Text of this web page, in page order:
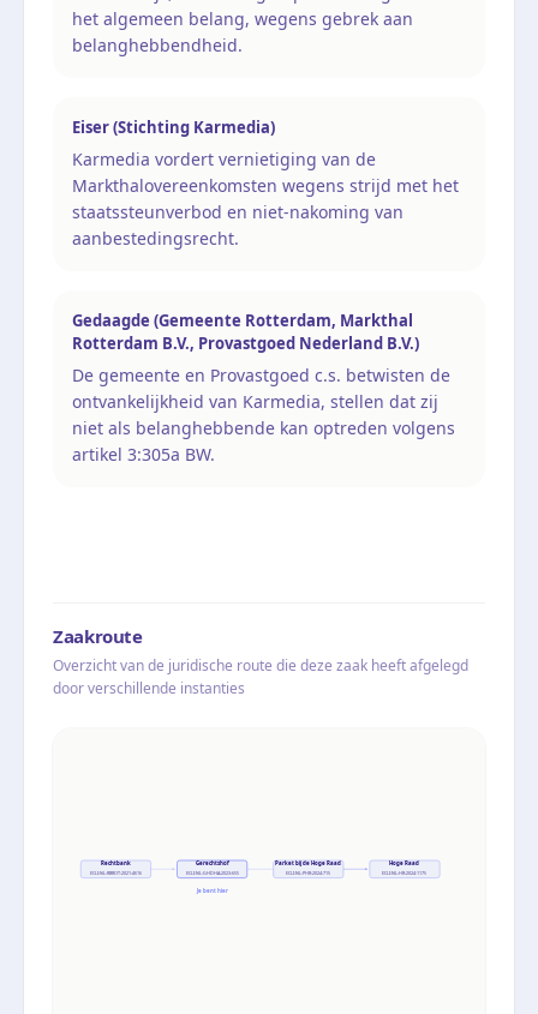
het algemeen belang, wegens gebrek aan
belanghebbendheid.
Eiser (Stichting Karmedia)
Karmedia vordert vernietiging van de
Markthalovereenkomsten wegens strijd met het
staatssteunverbod en niet-nakoming van
aanbestedingsrecht.
Gedaagde (Gemeente Rotterdam, Markthal
Rotterdam B.V., Provastgoed Nederland B.V.)
De gemeente en Provastgoed c.s. betwisten de
ontvankelijkheid van Karmedia, stellen dat zij
niet als belanghebbende kan optreden volgens
artikel 3:305a BW.
Zaakroute
Overzicht van de juridische route die deze zaak heeft afgelegd
door verschillende instanties
Rechtbank
ECLI:NL:RBROT:2021:4616
Gerechtshof
ECLI:NL:GHDHA:2023:655
Je bent hier
Parket bij de Hoge Raad
ECLI:NL:PHR:2024:715
Hoge Raad
ECLI:NL:HR:2024:1175